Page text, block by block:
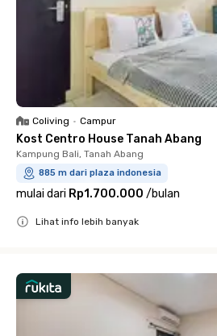
Coliving • Campur
Kost Centro House Tanah Abang
Kampung Bali, Tanah Abang
885 m dari plaza indonesia
mulai dari Rp1.700.000 /bulan
Lihat info lebih banyak